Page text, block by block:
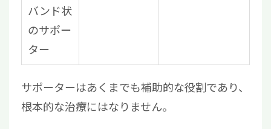
バンド状
のサポー
ター
サポーターはあくまでも補助的な役割であり、
根本的な治療にはなりません。